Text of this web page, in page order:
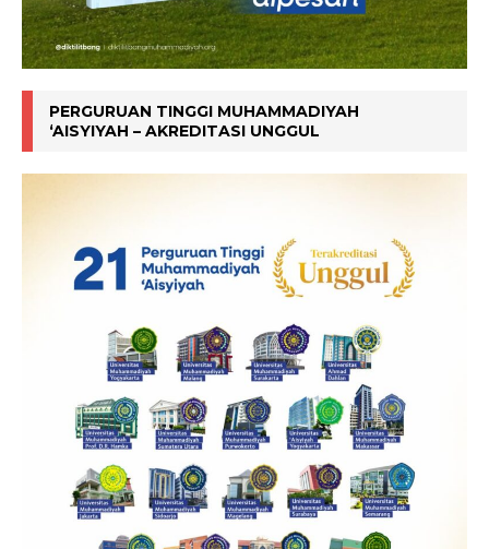
PERGURUAN TINGGI MUHAMMADIYAH
‘AISYIYAH – AKREDITASI UNGGUL